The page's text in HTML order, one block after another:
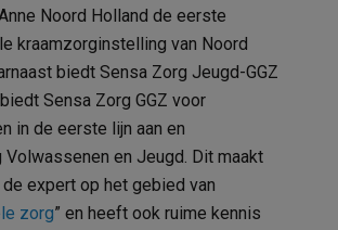
Noord Holland de eerste
kraamzorginstelling van Noord
biedt Sensa Zorg Jeugd-GGZ
Sensa Zorg GGZ voor
in de eerste lijn aan en
Volwassenen en Jeugd. Dit maakt
expert op het gebied van
zorg” en heeft ook ruime kennis